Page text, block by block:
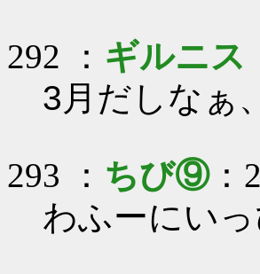
292 ： ギルニス
3月だしなぁ
293 ： ちび⑨：
わふーにいっ